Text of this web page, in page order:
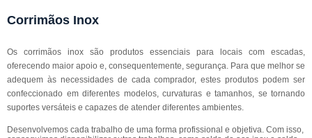
Corrimãos Inox
Os corrimãos inox são produtos essenciais para locais com escadas,
oferecendo maior apoio e, consequentemente, segurança. Para que melhor se
adequem às necessidades de cada comprador, estes produtos podem ser
confeccionado em diferentes modelos, curvaturas e tamanhos, se tornando
suportes versáteis e capazes de atender diferentes ambientes.
Desenvolvemos cada trabalho de uma forma profissional e objetiva. Com isso,